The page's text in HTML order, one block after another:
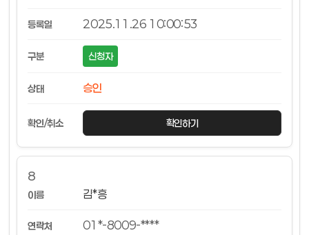
2025.11.26 10:00:53
신청자
승인
확인하기
8
김*흥
01*-8009-****